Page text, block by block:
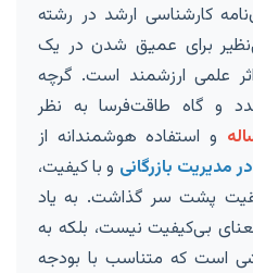
کارشناسی ارشد در رشته
برای عمیق شدن در یک
علمی ارزشمند است. گرچه
و گاه طاقت‌فرسا به نظر
و استفاده هوشمندانه از
مدیریت بازرگانی و با کیفیت،
پشت سر گذاشت. به یاد
بی‌کیفیت نیست، بلکه به
است که متناسب با بودجه